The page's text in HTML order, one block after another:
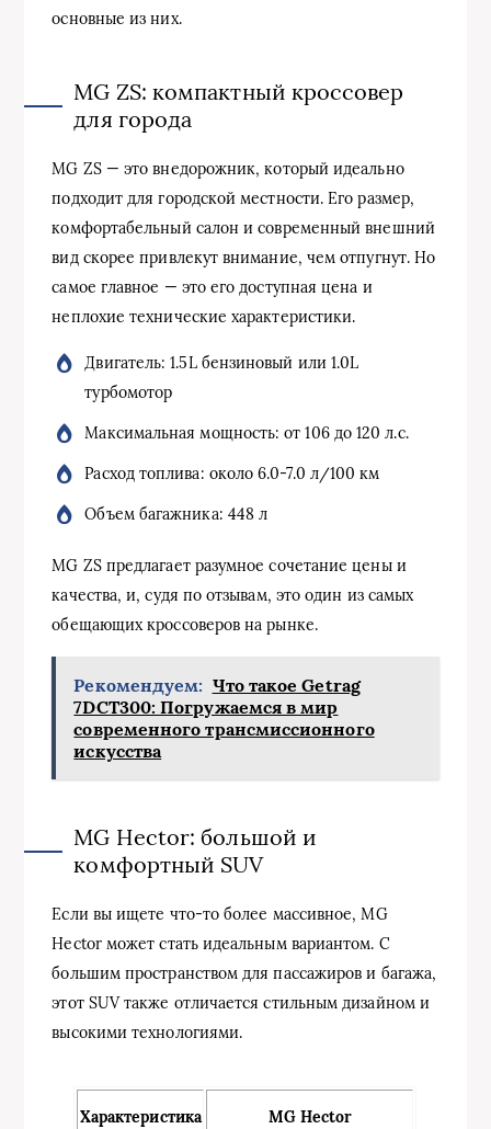
основные из них.
MG ZS: компактный кроссовер
для города
MG ZS — это внедорожник, который идеально
подходит для городской местности. Его размер,
комфортабельный салон и современный внешний
вид скорее привлекут внимание, чем отпугнут. Но
самое главное — это его доступная цена и
неплохие технические характеристики.
Двигатель: 1.5L бензиновый или 1.0L
турбомотор
Максимальная мощность: от 106 до 120 л.с.
Расход топлива: около 6.0-7.0 л/100 км
Объем багажника: 448 л
MG ZS предлагает разумное сочетание цены и
качества, и, судя по отзывам, это один из самых
обещающих кроссоверов на рынке.
Рекомендуем: Что такое Getrag
7DCT300: Погружаемся в мир
современного трансмиссионного
искусства
MG Hector: большой и
комфортный SUV
Если вы ищете что-то более массивное, MG
Hector может стать идеальным вариантом. С
большим пространством для пассажиров и багажа,
этот SUV также отличается стильным дизайном и
высокими технологиями.
Характеристика MG Hector